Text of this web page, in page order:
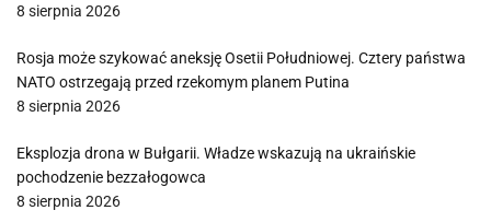
8 sierpnia 2026
Rosja może szykować aneksję Osetii Południowej. Cztery państwa
NATO ostrzegają przed rzekomym planem Putina
8 sierpnia 2026
Eksplozja drona w Bułgarii. Władze wskazują na ukraińskie
pochodzenie bezzałogowca
8 sierpnia 2026